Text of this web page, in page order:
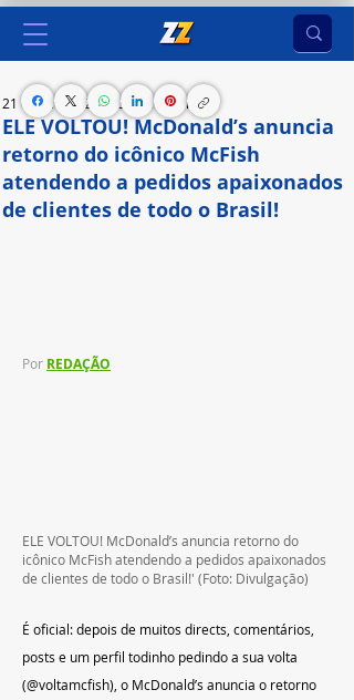
ELE VOLTOU! McDonald’s anuncia
retorno do icônico McFish
atendendo a pedidos apaixonados
de clientes de todo o Brasil!
21 de jan. de 2024 3 min de leitura
Por REDAÇÃO
ELE VOLTOU! McDonald’s anuncia retorno do
icônico McFish atendendo a pedidos apaixonados
de clientes de todo o Brasil!' (Foto: Divulgação)
É oficial: depois de muitos directs, comentários,
posts e um perfil todinho pedindo a sua volta
(@voltamcfish), o McDonald’s anuncia o retorno